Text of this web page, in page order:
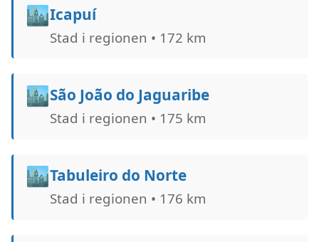
🏙️Icapuí
Stad i regionen • 172 km
🏙️São João do Jaguaribe
Stad i regionen • 175 km
🏙️Tabuleiro do Norte
Stad i regionen • 176 km